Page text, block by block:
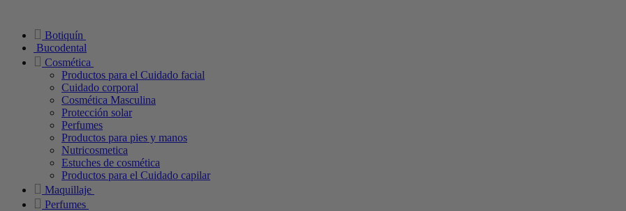
Botiquín
Bucodental
Cosmética
Productos para el Cuidado facial
Cuidado corporal
Cosmética Masculina
Protección solar
Perfumes
Productos para pies y manos
Nutricosmetica
Estuches de cosmética
Productos para el Cuidado capilar
Maquillaje
Perfumes